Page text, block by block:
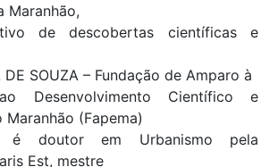
Maranhão,
de descobertas científicas e
DE SOUZA – Fundação de Amparo à
Desenvolvimento Científico e
(Fapema)
é doutor em Urbanismo pela
Est, mestre